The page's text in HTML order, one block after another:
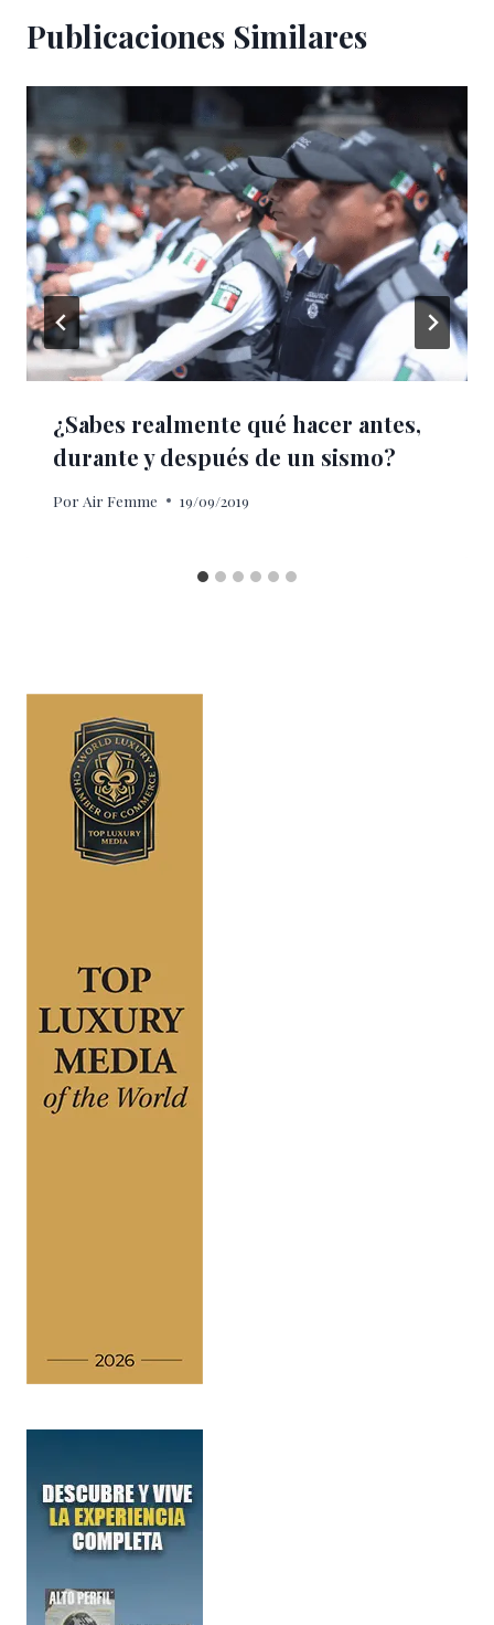
Publicaciones Similares
¿Sabes realmente qué hacer antes,
durante y después de un sismo?
Por Air Femme 19/09/2019